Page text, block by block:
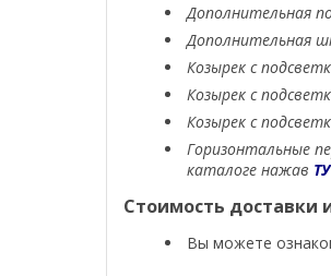
Дополнительная
Дополнительная
Козырек с
Козырек с
Козырек с
Горизонтальные
каталоге нажав
Стоимость доставки
Вы можете